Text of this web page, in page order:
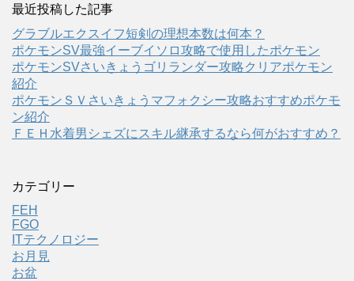
最近投稿した記事
グラブルエクスイフ短剣の理想本数は何本？
ポケモンSV最強イーブイソロ攻略で使用したポケモン
ポケモンSVさいきょうゴリランダー攻略クリアポケモン
紹介
ポケモンＳＶさいきょうマフォクシー攻略おすすめポケモ
ン紹介
ＦＥＨ水着男シェズにスキル継承するなら何がおすすめ？
カテゴリー
FEH
FGO
ITテクノロジー
お月見
お盆